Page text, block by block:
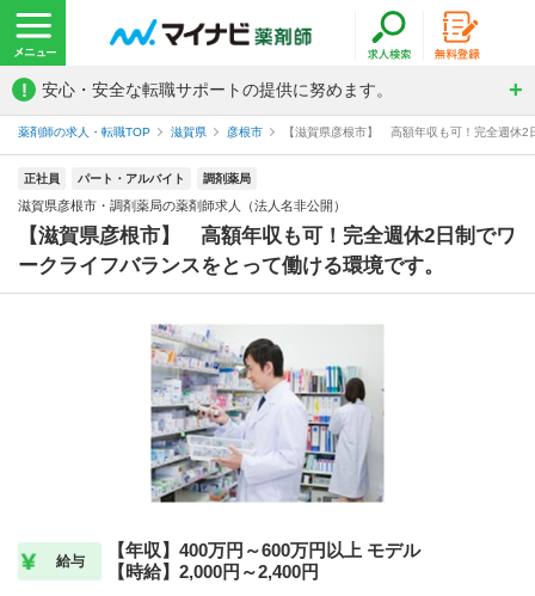
! 安心・安全な転職サポートの提供に努めます。
薬剤師の求人・転職TOP 滋賀県 彦根市 【滋賀県彦根市】 高額年収も可！完全週休
正社員 パート・アルバイト 調剤薬局
滋賀県彦根市・調剤薬局の薬剤師求人（法人名非公開）
【滋賀県彦根市】 高額年収も可！完全週休2日制でワ
ークライフバランスをとって働ける環境です。
給与
【年収】400万円～600万円以上 モデル
【時給】2,000円～2,400円